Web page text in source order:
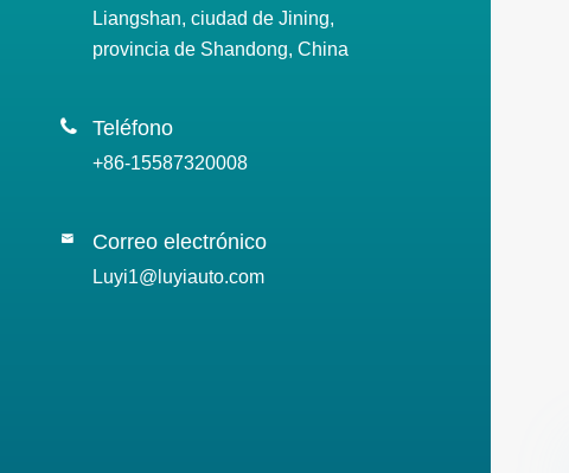
Liangshan, ciudad de Jining,
provincia de Shandong, China
 Teléfono
+86-15587320008
 Correo electrónico
Luyi1@luyiauto.com